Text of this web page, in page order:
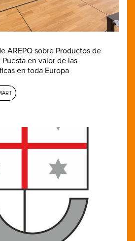
AREPO sobre Productos de
en valor de las
en toda Europa